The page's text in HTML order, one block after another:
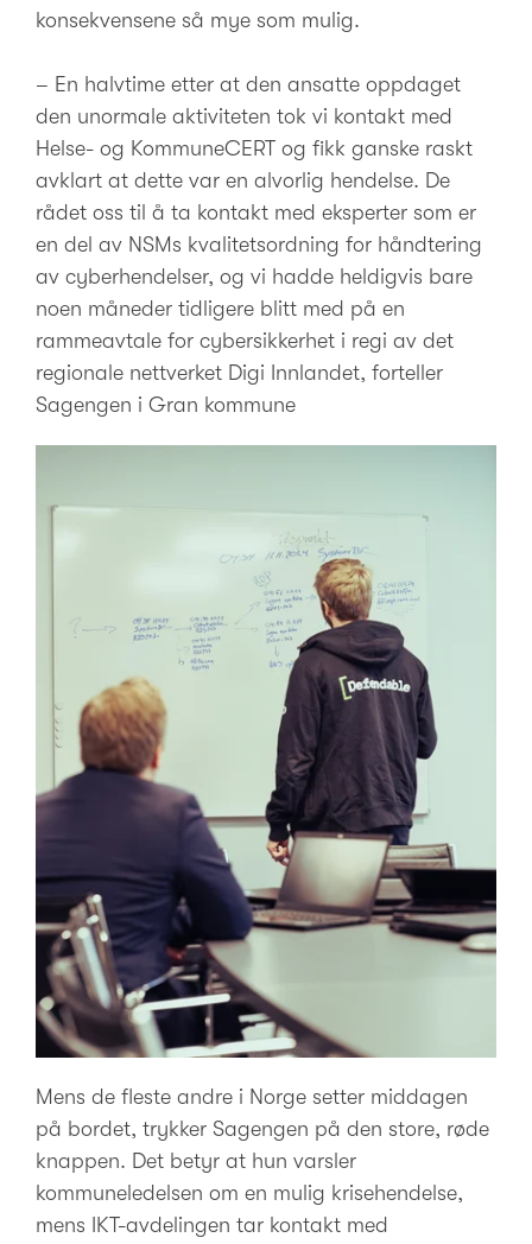
konsekvensene så mye som mulig.
– En halvtime etter at den ansatte oppdaget
den unormale aktiviteten tok vi kontakt med
Helse- og KommuneCERT og fikk ganske raskt
avklart at dette var en alvorlig hendelse. De
rådet oss til å ta kontakt med eksperter som er
en del av NSMs kvalitetsordning for håndtering
av cyberhendelser, og vi hadde heldigvis bare
noen måneder tidligere blitt med på en
rammeavtale for cybersikkerhet i regi av det
regionale nettverket Digi Innlandet, forteller
Sagengen i Gran kommune
Mens de fleste andre i Norge setter middagen
på bordet, trykker Sagengen på den store, røde
knappen. Det betyr at hun varsler
kommuneledelsen om en mulig krisehendelse,
mens IKT-avdelingen tar kontakt med